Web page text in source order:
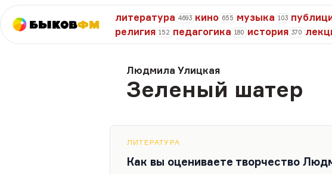
БыковФМ
литература 4693 кино 655 музыка 103
религия 152 педагогика 180 история 370
Людмила Улицкая
Зеленый шатер
ЛИТЕРАТУРА
Как вы оцениваете творчество